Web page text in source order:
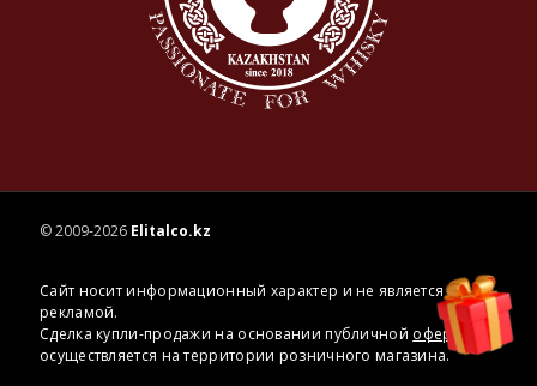
© 2009-2026 Elitalco.kz
Сайт носит информационный характер и не является
рекламой.
Сделка купли-продажи на основании публичной оферты
осуществляется на территории розничного магазина.